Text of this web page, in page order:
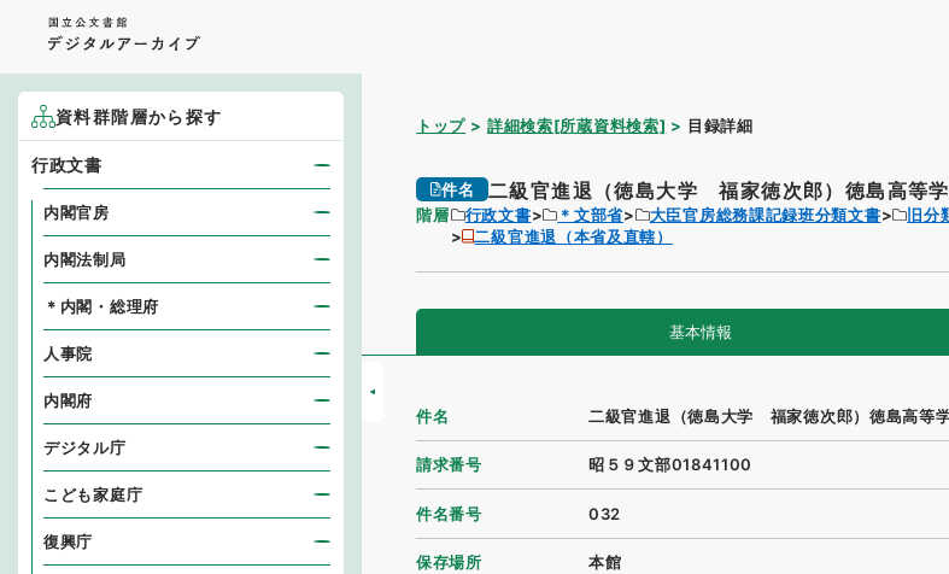
トップ 詳細検索[所蔵資料検索] 目録詳細
件名 二級官進退（徳島大学 福家徳次郎）徳島高等
階層 行政文書 ＊文部省 大臣官房総務課記録班分類文書 旧分
二級官進退（本省及直轄）
基本情報
件名 二級官進退（徳島大学 福家徳次郎）徳島高等
請求番号 昭５９文部01841100
件名番号 032
保存場所 本館
資料群階層から探す
行政文書
内閣官房
内閣法制局
＊内閣・総理府
人事院
内閣府
デジタル庁
こども家庭庁
復興庁